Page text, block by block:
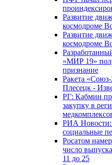
Развитие
космодроме
Развитие
космодроме
«МИР 19»
признание
Ракета «Союз-
Плесецк -
РГ: Кабмин
закупку в
РИА Новости:
социальные
Росатом
число
11 до 25